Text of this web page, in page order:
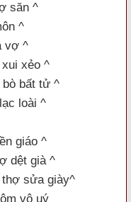
săn ^
^
vợ ^
xẻo ^
bất tử ^
loài ^
giáo ^
dệt già ^
sửa giày^
vô uý